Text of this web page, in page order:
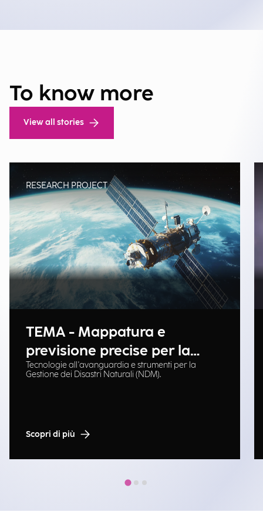
To know more
View all stories
RESEARCH PROJECT
TEMA - Mappatura e
previsione precise per la
gestione delle emergenze
Tecnologie all'avanguardia e strumenti per la
Gestione dei Disastri Naturali (NDM).
Scopri di più